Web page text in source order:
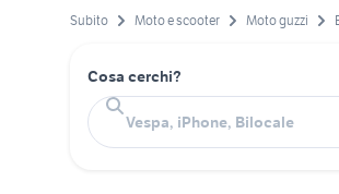
Subito Moto e scooter Moto guzzi
Cosa cerchi?